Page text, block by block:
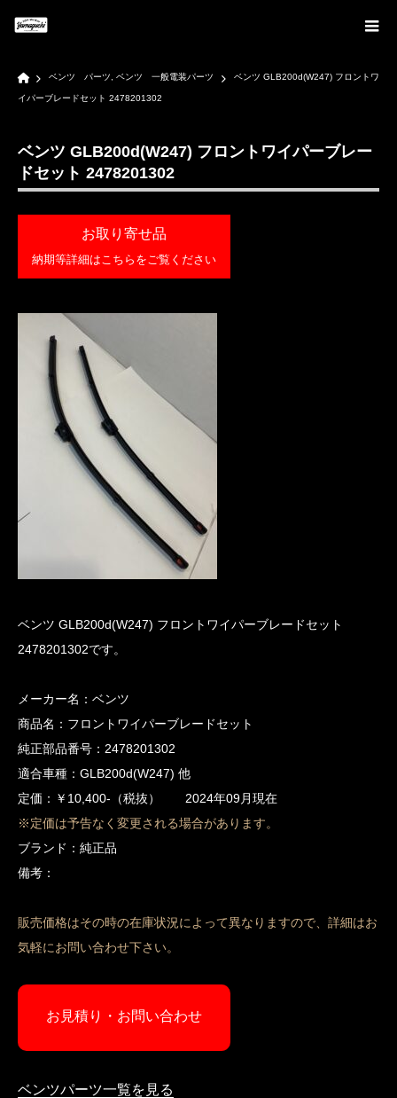
Home
ベンツ パーツ ベンツ 一般電装パーツ ベンツ GLB200d(W247) フロントワ
イパーブレードセット 2478201302
ベンツ GLB200d(W247) フロントワイパーブレー
ドセット 2478201302
お取り寄せ品
納期等詳細はこちらをご覧ください
ベンツ GLB200d(W247) フロントワイパーブレードセット
2478201302です。
メーカー名：ベンツ
商品名：フロントワイパーブレードセット
純正部品番号：2478201302
適合車種：GLB200d(W247) 他
定価：￥10,400-（税抜） 2024年09月現在
※定価は予告なく変更される場合があります。
ブランド：純正品
備考：
販売価格はその時の在庫状況によって異なりますので、詳細はお
気軽にお問い合わせ下さい。
お見積り・お問い合わせ
ベンツパーツ一覧を見る